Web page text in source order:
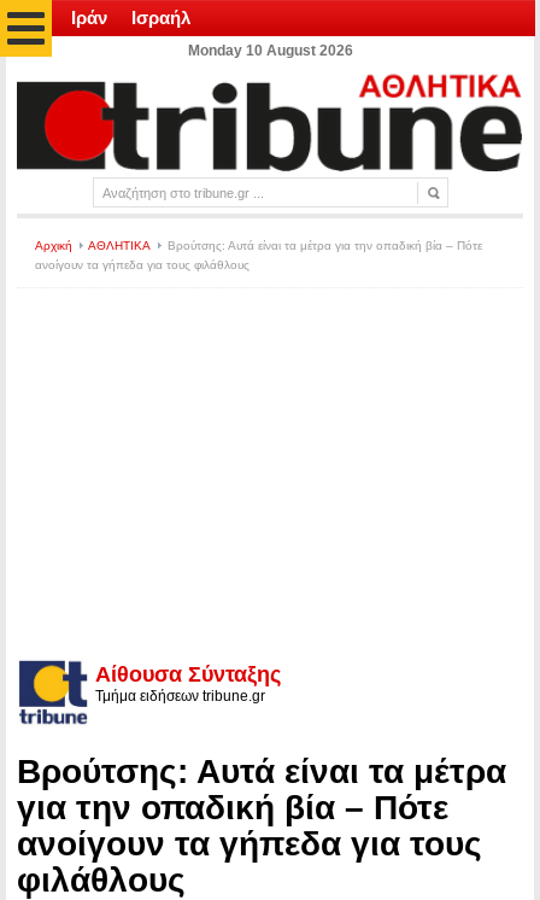
Ιράν Ισραήλ
Monday 10 August 2026
Αρχική ΑΘΛΗΤΙΚΑ
Βρούτσης: Αυτά είναι τα μέτρα για την οπαδική βία – Πότε
ανοίγουν τα γήπεδα για τους φιλάθλους
Αίθουσα Σύνταξης
Τμήμα ειδήσεων tribune.gr
Βρούτσης: Αυτά είναι τα μέτρα
για την οπαδική βία – Πότε
ανοίγουν τα γήπεδα για τους
φιλάθλους